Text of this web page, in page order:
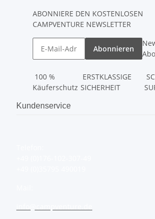
ABONNIERE DEN KOSTENLOSEN
CAMPVENTURE NEWSLETTER
Abonnieren
100 %
Käuferschutz
ERSTKLASSIGE
SICHERHEIT
Kundenservice